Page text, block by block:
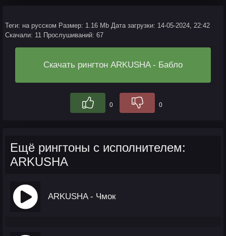
Теги: на русском Размер: 1.16 Mb Дата загрузки: 14-05-2024, 22:42
Скачали: 11 Прослушиваний: 67
Скачать рингтон ARKUSHA - Бабло
0 0
Ещё рингтоны с исполнителем:
ARKUSHA
ARKUSHA - Чмок